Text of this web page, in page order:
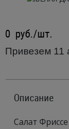
0 руб./шт.
Привезем 11
Описание
Салат